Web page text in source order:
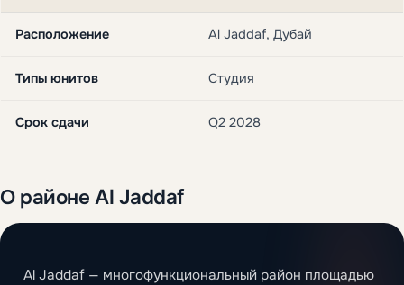
Расположение Al Jaddaf, Дубай
Типы юнитов Студия
Срок сдачи Q2 2028
О районе Al Jaddaf
Al Jaddaf — многофункциональный район площадью